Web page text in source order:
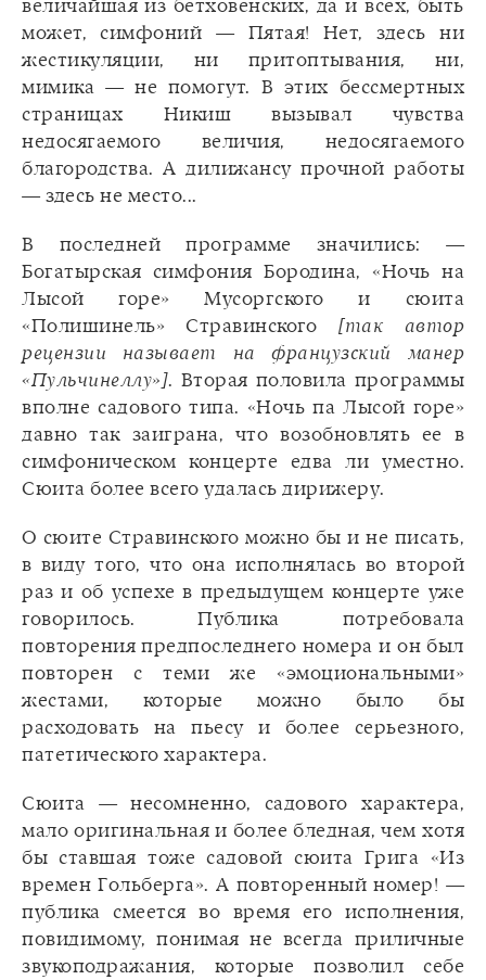
величайшая из бетховенских, да и всех, быть
может, симфоний — Пятая! Нет, здесь ни
жестикуляции, ни притоптывания, ни,
мимика — не помогут. В этих бессмертных
страницах Никиш вызывал чувства
недосягаемого величия, недосягаемого
благородства. А дилижансу прочной работы
— здесь не место...
В последней программе значились: —
Богатырская симфония Бородина, «Ночь на
Лысой горе» Мусоргского и сюита
«Полишинель» Стравинского [так автор
рецензии называет на французский манер
«Пульчинеллу»]. Вторая половила программы
вполне садового типа. «Ночь па Лысой горе»
давно так заиграна, что возобновлять ее в
симфоническом концерте едва ли уместно.
Сюита более всего удалась дирижеру.
О сюите Стравинского можно бы и не писать,
в виду того, что она исполнялась во второй
раз и об успехе в предыдущем концерте уже
говорилось. Публика потребовала
повторения предпоследнего номера и он был
повторен с теми же «эмоциональными»
жестами, которые можно было бы
расходовать на пьесу и более серьезного,
патетического характера.
Сюита — несомненно, садового характера,
мало оригинальная и более бледная, чем хотя
бы ставшая тоже садовой сюита Грига «Из
времен Гольберга». А повторенный номер! —
публика смеется во время его исполнения,
повидимому, понимая не всегда приличные
звукоподражания, которые позволил себе